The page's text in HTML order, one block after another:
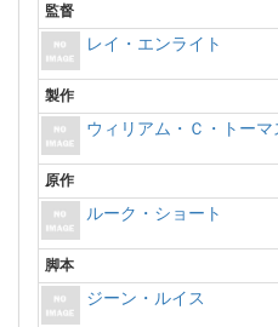
監督
レイ・エンライト
製作
ウィリアム・Ｃ・トーマ
原作
ルーク・ショート
脚本
ジーン・ルイス